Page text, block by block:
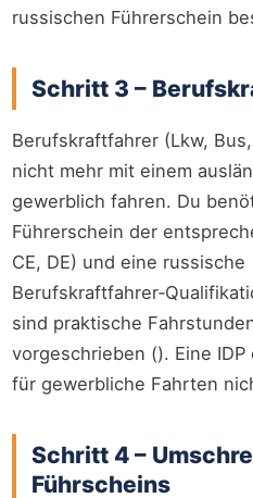
russischen Führerschein
Schritt 3 –
Berufskraftfahrer (Lkw,
nicht mehr mit einem
gewerblich fahren. Du
Führerschein der
CE, DE) und eine russische
sind praktische
vorgeschrieben (). Eine
für gewerbliche Fahrten
Schritt 4 –
Führscheins